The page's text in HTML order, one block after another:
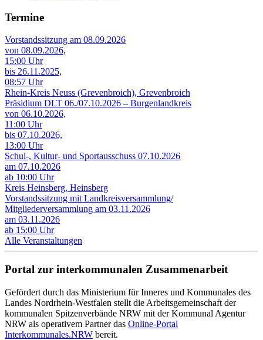
Termine
Vorstandssitzung am 08.09.2026
von 08.09.2026,
15:00 Uhr
bis 26.11.2025,
08:57 Uhr
Rhein-Kreis Neuss (Grevenbroich), Grevenbroich
Präsidium DLT 06./07.10.2026 – Burgenlandkreis
von 06.10.2026,
11:00 Uhr
bis 07.10.2026,
13:00 Uhr
Schul-, Kultur- und Sportausschuss 07.10.2026
am 07.10.2026
ab 10:00 Uhr
Kreis Heinsberg, Heinsberg
Vorstandssitzung mit Landkreisversammlung/
Mitgliederversammlung am 03.11.2026
am 03.11.2026
ab 15:00 Uhr
Alle Veranstaltungen
Portal zur interkommunalen Zusammenarbeit
Gefördert durch das Ministerium für Inneres und Kommunales des
Landes Nordrhein-Westfalen stellt die Arbeitsgemeinschaft der
kommunalen Spitzenverbände NRW mit der Kommunal Agentur
NRW als operativem Partner das Online-Portal
Interkommunales.NRW bereit.